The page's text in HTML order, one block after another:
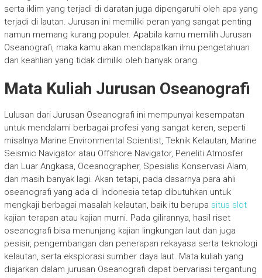
serta iklim yang terjadi di daratan juga dipengaruhi oleh apa yang
terjadi di lautan. Jurusan ini memiliki peran yang sangat penting
namun memang kurang populer. Apabila kamu memilih Jurusan
Oseanografi, maka kamu akan mendapatkan ilmu pengetahuan
dan keahlian yang tidak dimiliki oleh banyak orang.
Mata Kuliah Jurusan Oseanografi
Lulusan dari Jurusan Oseanografi ini mempunyai kesempatan
untuk mendalami berbagai profesi yang sangat keren, seperti
misalnya Marine Environmental Scientist, Teknik Kelautan, Marine
Seismic Navigator atau Offshore Navigator, Peneliti Atmosfer
dan Luar Angkasa, Oceanographer, Spesialis Konservasi Alam,
dan masih banyak lagi. Akan tetapi, pada dasarnya para ahli
oseanografi yang ada di Indonesia tetap dibutuhkan untuk
mengkaji berbagai masalah kelautan, baik itu berupa situs slot
kajian terapan atau kajian murni. Pada gilirannya, hasil riset
oseanografi bisa menunjang kajian lingkungan laut dan juga
pesisir, pengembangan dan penerapan rekayasa serta teknologi
kelautan, serta eksplorasi sumber daya laut. Mata kuliah yang
diajarkan dalam jurusan Oseanografi dapat bervariasi tergantung